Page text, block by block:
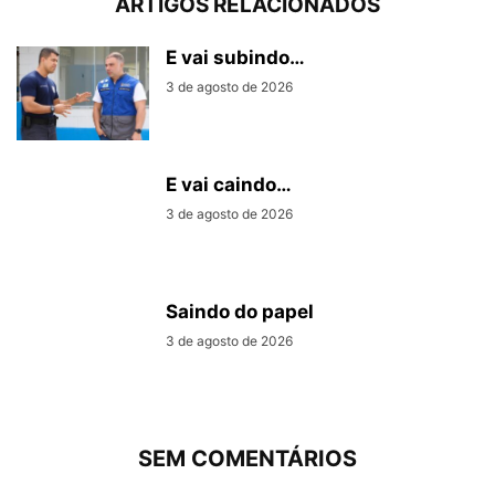
ARTIGOS RELACIONADOS
E vai subindo…
3 de agosto de 2026
E vai caindo…
3 de agosto de 2026
Saindo do papel
3 de agosto de 2026
SEM COMENTÁRIOS